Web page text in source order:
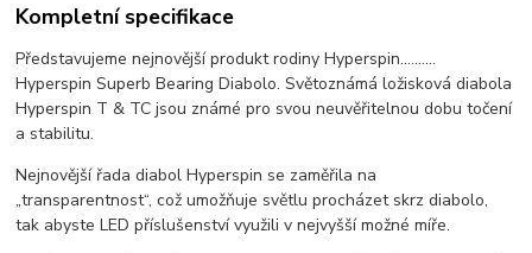
Kompletní specifikace
Představujeme nejnovější produkt rodiny Hyperspin..........
Hyperspin Superb Bearing Diabolo. Světoznámá ložisková diabola
Hyperspin T & TC jsou známé pro svou neuvěřitelnou dobu točení
a stabilitu.
Nejnovější řada diabol Hyperspin se zaměřila na
„transparentnost“, což umožňuje světlu procházet skrz diabolo,
tak abyste LED příslušenství využili v nejvyšší možné míře.